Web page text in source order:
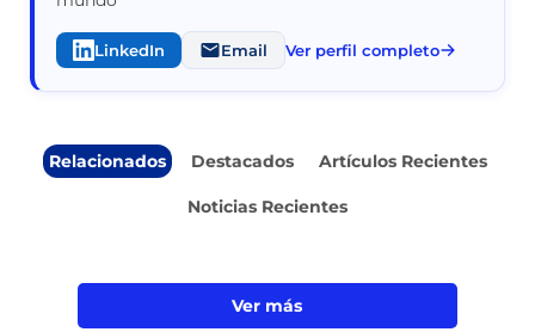
LinkedIn Email Ver perfil completo
Relacionados Destacados Artículos Recientes
Noticias Recientes
Ver más